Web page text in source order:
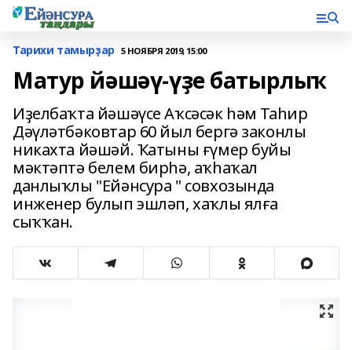
Тарихи тамырҙар 5 НОЯБРЯ 2019, 15:00
Матур йәшәү-үҙе батырлыҡ
Иҙелбаҡта йәшәүсе Аҡсәсәк һәм Таһир
Дәүләтбәковтар 60 йыл бергә законлы
никахта йәшәй. Ҡатыны ғүмер буйы
мәктәптә белем бирһә, аҡһаҡал
данлыҡлы "Ейәнсура " совхозында
инженер булып эшләп, хаҡлы ялға
сыҡҡан.